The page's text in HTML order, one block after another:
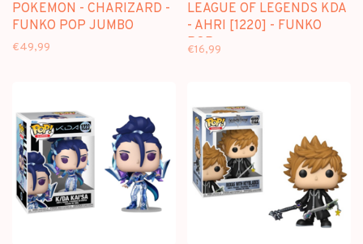
POKEMON - CHARIZARD -
FUNKO POP JUMBO
€49,99
LEAGUE OF LEGENDS KDA
- AHRI [1220] - FUNKO
POP
€16,99